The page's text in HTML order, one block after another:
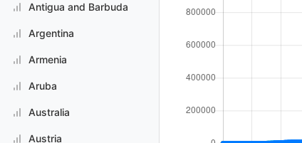
Antigua and Barbuda
Argentina
Armenia
Aruba
Australia
Austria